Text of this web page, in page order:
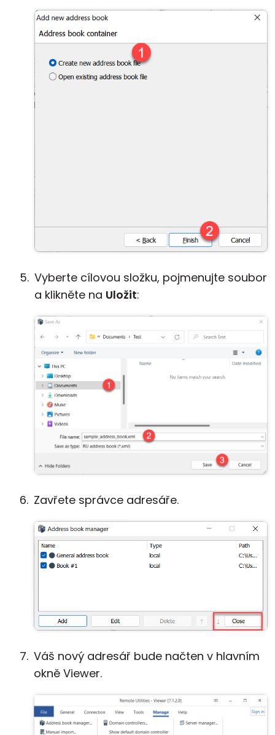
Vyberte cílovou složku, pojmenujte soubor
a klikněte na Uložit:
Zavřete správce adresáře.
Váš nový adresář bude načten v hlavním
okně Viewer.